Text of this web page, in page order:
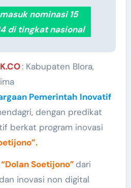
nominasi 15
di tingkat nasional
: Kabupaten Blora,
Pemerintah Inovatif
dengan predikat
berkat program inovasi
“Dolan Soetijono” dari
inovasi non digital